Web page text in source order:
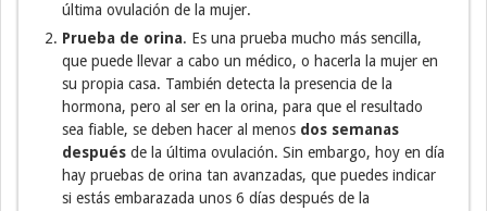
última ovulación de la mujer.
Prueba de orina. Es una prueba mucho más sencilla,
que puede llevar a cabo un médico, o hacerla la mujer en
su propia casa. También detecta la presencia de la
hormona, pero al ser en la orina, para que el resultado
sea fiable, se deben hacer al menos dos semanas
después de la última ovulación. Sin embargo, hoy en día
hay pruebas de orina tan avanzadas, que puedes indicar
si estás embarazada unos 6 días después de la